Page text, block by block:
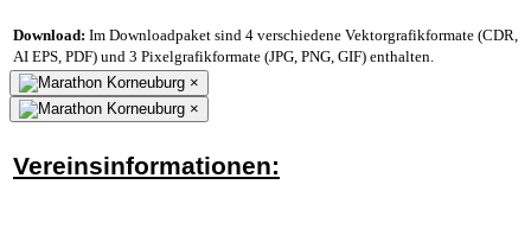
Download: Im Downloadpaket sind 4 verschiedene Vektorgrafikformate (CDR,
AI EPS, PDF) und 3 Pixelgrafikformate (JPG, PNG, GIF) enthalten.
×
×
Vereinsinformationen: